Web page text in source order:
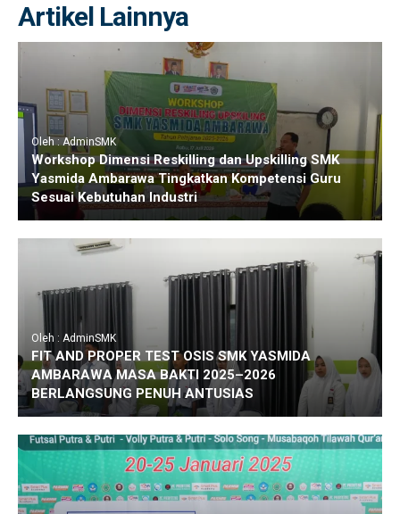
Artikel Lainnya
Oleh : AdminSMK
Workshop Dimensi Reskilling dan Upskilling SMK
Yasmida Ambarawa Tingkatkan Kompetensi Guru
Sesuai Kebutuhan Industri
Oleh : AdminSMK
FIT AND PROPER TEST OSIS SMK YASMIDA
AMBARAWA MASA BAKTI 2025–2026
BERLANGSUNG PENUH ANTUSIAS